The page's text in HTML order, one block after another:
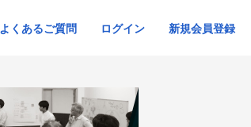
よくあるご質問 ログイン 新規会員登録